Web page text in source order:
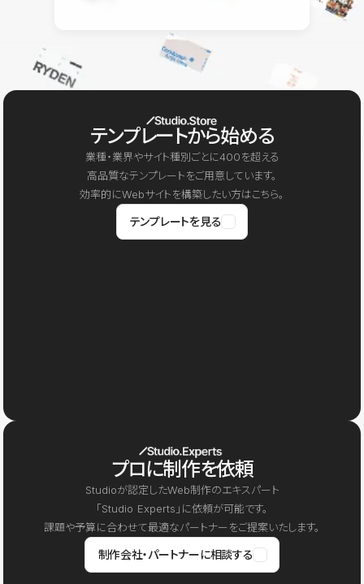
テンプレートから始める
業種・業界やサイト種別ごとに400を超える
高品質なテンプレートをご用意しています。
効率的にWebサイトを構築したい方はこちら。
テンプレートを見る
プロに制作を依頼
Studioが認定したWeb制作のエキスパート
「Studio Experts」に依頼が可能です。
課題や予算に合わせて最適なパートナーをご提案いたします。
制作会社・パートナーに相談する